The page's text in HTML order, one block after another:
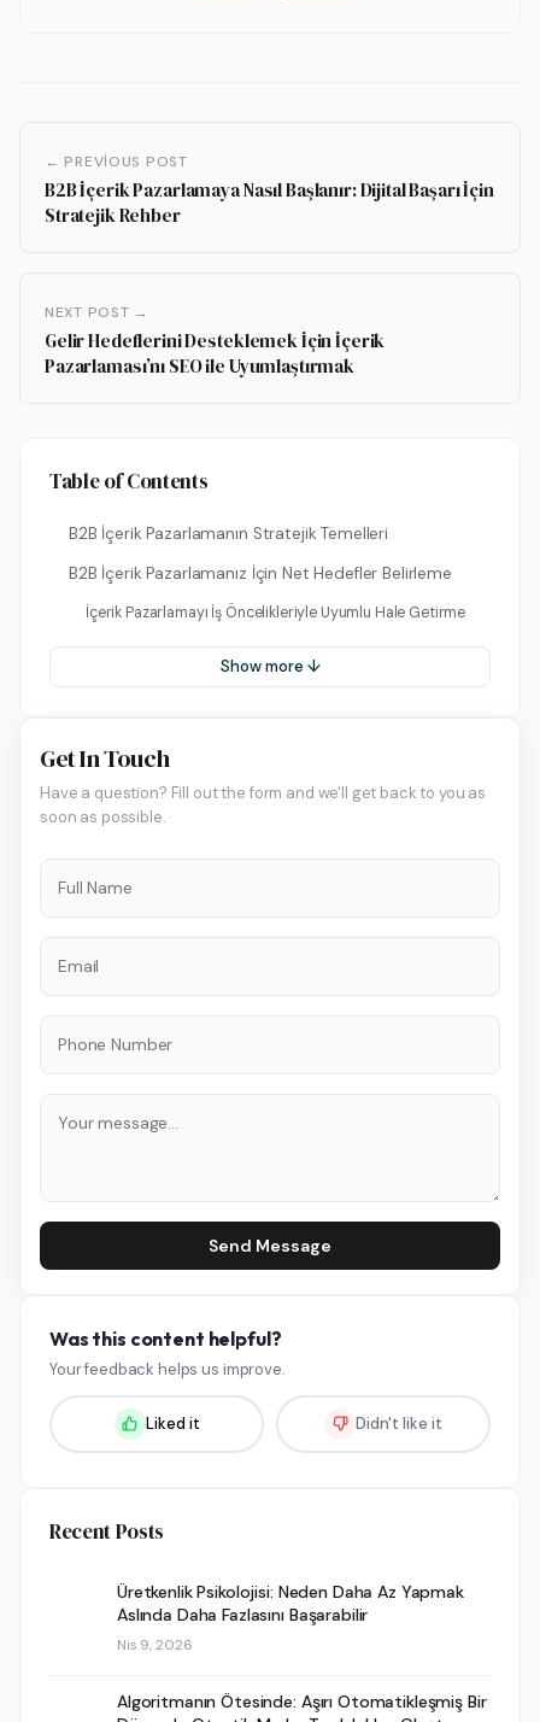
← PREVIOUS POST
B2B İçerik Pazarlamaya Nasıl Başlanır: Dijital Başarı İçin
Stratejik Rehber
NEXT POST →
Gelir Hedeflerini Desteklemek İçin İçerik
Pazarlaması’nı SEO ile Uyumlaştırmak
Table of Contents
B2B İçerik Pazarlamanın Stratejik Temelleri
B2B İçerik Pazarlamanız İçin Net Hedefler Belirleme
İçerik Pazarlamayı İş Öncelikleriyle Uyumlu Hale Getirme
Show more ↓
Get In Touch
Have a question? Fill out the form and we'll get back to you as
soon as possible.
Send Message
Was this content helpful?
Your feedback helps us improve.
Liked it Didn't like it
Recent Posts
Üretkenlik Psikolojisi: Neden Daha Az Yapmak
Aslında Daha Fazlasını Başarabilir
Nis 9, 2026
Algoritmanın Ötesinde: Aşırı Otomatikleşmiş Bir